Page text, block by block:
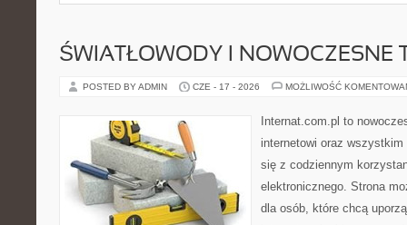
ŚWIATŁOWODY I NOWOCZESNE
POSTED BY ADMIN CZE - 17 - 2026 MOŻLIWOŚĆ
Internat.com.pl to
internetowi oraz
się z codziennym
elektronicznego. Strona
dla osób, które chcą